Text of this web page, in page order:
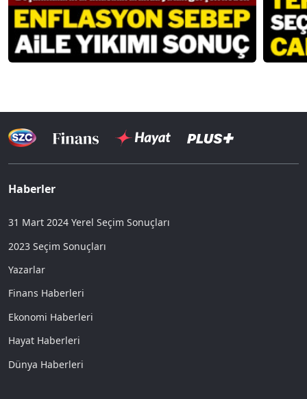
Haberler
31 Mart 2024 Yerel Seçim Sonuçları
2023 Seçim Sonuçları
Yazarlar
Finans Haberleri
Ekonomi Haberleri
Hayat Haberleri
Dünya Haberleri